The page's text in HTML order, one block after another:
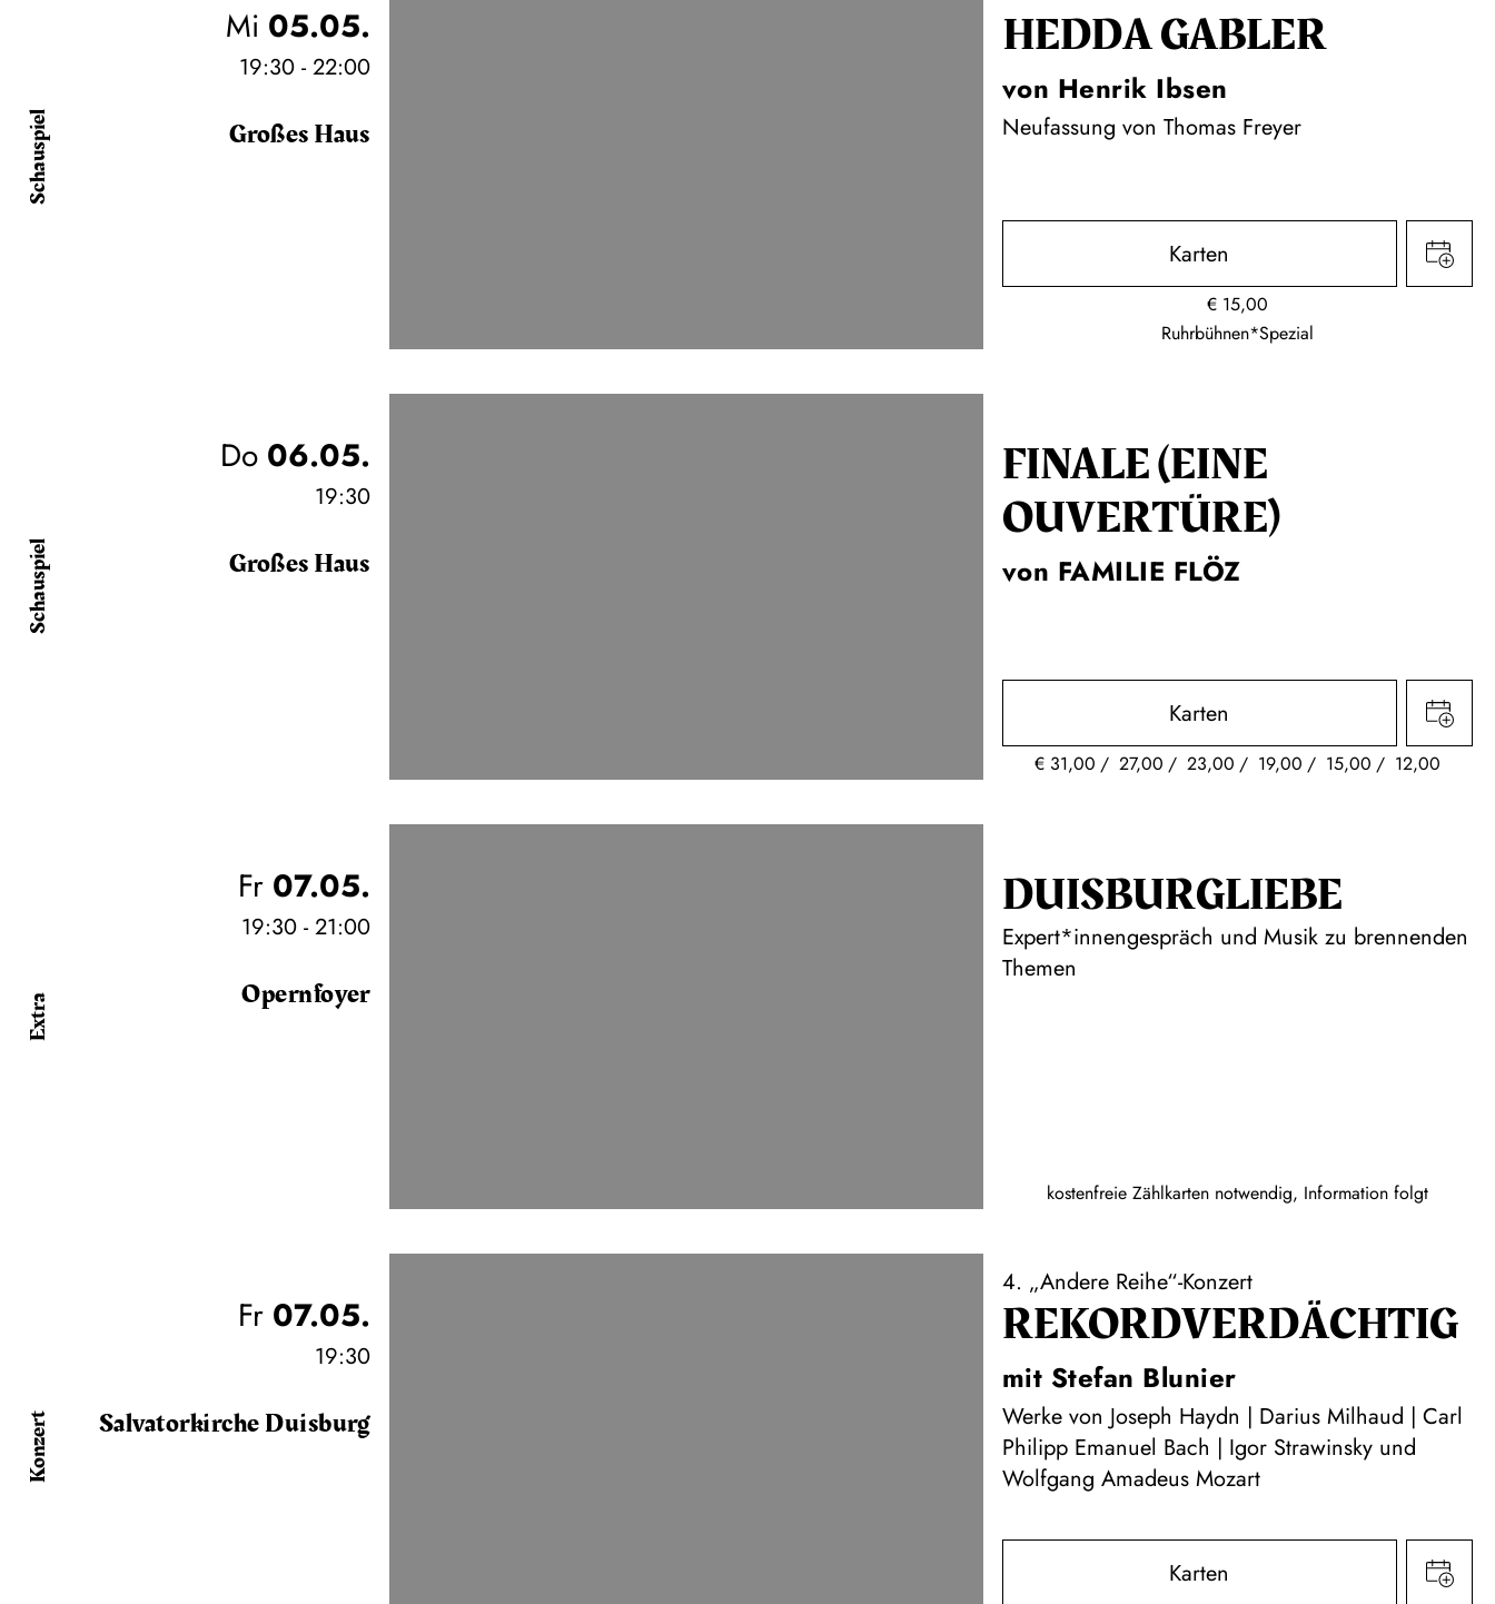
Schauspiel
Mi 05.05.
19:30 - 22:00
Großes Haus
HEDDA GABLER
von Henrik Ibsen
Neufassung von Thomas Freyer
Karten
€ 15,00
Ruhrbühnen*Spezial
Schauspiel
Do 06.05.
19:30
Großes Haus
FINALE (EINE
OUVERTÜRE)
von FAMILIE FLÖZ
Karten
€ 31,00 27,00 23,00 19,00 15,00 12,00
Extra
Fr 07.05.
19:30 - 21:00
Opernfoyer
DUISBURG­LIEBE
Expert*innengespräch und Musik zu brennenden
Themen
kostenfreie Zählkarten notwendig, Information folgt
Konzert
Fr 07.05.
19:30
Salvatorkirche Duisburg
4. „Andere Reihe“-Konzert
REKORD­VERDÄCHTIG
mit Stefan Blunier
Werke von Joseph Haydn | Darius Milhaud | Carl
Philipp Emanuel Bach | Igor Strawinsky und
Wolfgang Amadeus Mozart
Karten